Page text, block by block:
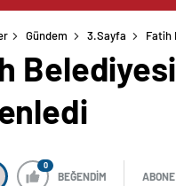
Gündem 3.Sayfa Fatih
0
BEĞENDİM